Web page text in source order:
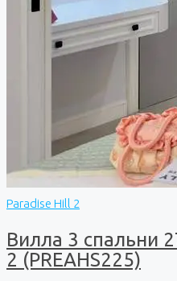
Paradise Hill 2
Вилла 3 спальни
2 (PREAHS225)